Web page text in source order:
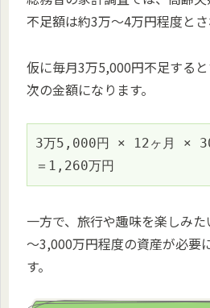
不足額は約3万～4万円程度とさ
仮に毎月3万5,000円不足する
次の金額になります。
3万5,000円 × 12ヶ月 ×
一方で、旅行や趣味を楽しみ
～3,000万円程度の資産が必要
す。